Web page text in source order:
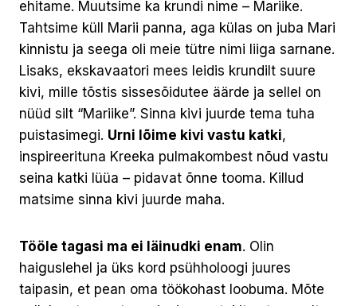
ehitame. Muutsime ka krundi nime – Mariike.
Tahtsime küll Marii panna, aga külas on juba Mari
kinnistu ja seega oli meie tütre nimi liiga sarnane.
Lisaks, ekskavaatori mees leidis krundilt suure
kivi, mille tõstis sissesõidutee äärde ja sellel on
nüüd silt “Mariike”. Sinna kivi juurde tema tuha
puistasimegi. Urni lõime kivi vastu katki,
inspireerituna Kreeka pulmakombest nõud vastu
seina katki lüüa – pidavat õnne tooma. Killud
matsime sinna kivi juurde maha.
Tööle tagasi ma ei läinudki enam. Olin
haiguslehel ja üks kord psühholoogi juures
taipasin, et pean oma töökohast loobuma. Mõte